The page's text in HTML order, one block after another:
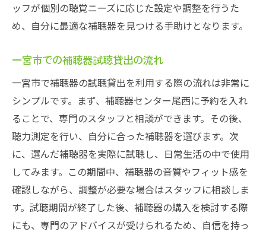
ッフが個別の聴覚ニーズに応じた設定や調整を行うた
め、自分に最適な補聴器を見つける手助けとなります。
一宮市での補聴器試聴貸出の流れ
一宮市で補聴器の試聴貸出を利用する際の流れは非常に
シンプルです。まず、補聴器センター尾西に予約を入れ
ることで、専門のスタッフと相談ができます。その後、
聴力測定を行い、自分に合った補聴器を選びます。次
に、選んだ補聴器を実際に試聴し、日常生活の中で使用
してみます。この期間中、補聴器の音質やフィット感を
確認しながら、調整が必要な場合はスタッフに相談しま
す。試聴期間が終了した後、補聴器の購入を検討する際
にも、専門のアドバイスが受けられるため、自信を持っ